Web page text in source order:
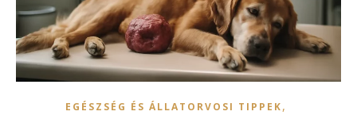
EGÉSZSÉG ÉS ÁLLATORVOSI TIPPEK,